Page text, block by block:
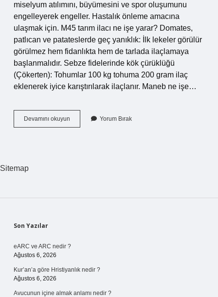
miselyum atılımını, büyümesini ve spor oluşumunu
engelleyerek engeller. Hastalık önleme amacına
ulaşmak için. M45 tarım ilacı ne işe yarar? Domates,
patlıcan ve patateslerde geç yanıklık: İlk lekeler görülür
görülmez hem fidanlıkta hem de tarlada ilaçlamaya
başlanmalıdır. Sebze fidelerinde kök çürüklüğü
(Çökerten): Tohumlar 100 kg tohuma 200 gram ilaç
eklenerek iyice karıştırılarak ilaçlanır. Maneb ne işe…
Devamını okuyun Mancozeb
Hangi
Yorum Bırak
Sitemap
Sidebar
Son Yazılar
eARC ve ARC nedir ?
Ağustos 6, 2026
Kur’an’a göre Hristiyanlık nedir ?
Ağustos 6, 2026
Avucunun içine almak anlamı nedir ?